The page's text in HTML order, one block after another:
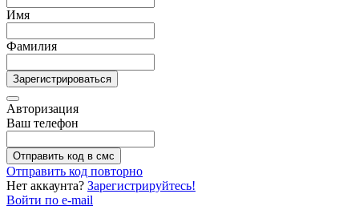
Имя
Фамилия
Зарегистрироваться
Авторизация
Ваш телефон
Отправить код в смс
Отправить код повторно
Нет аккаунта? Зарегистрируйтесь!
Войти по e-mail